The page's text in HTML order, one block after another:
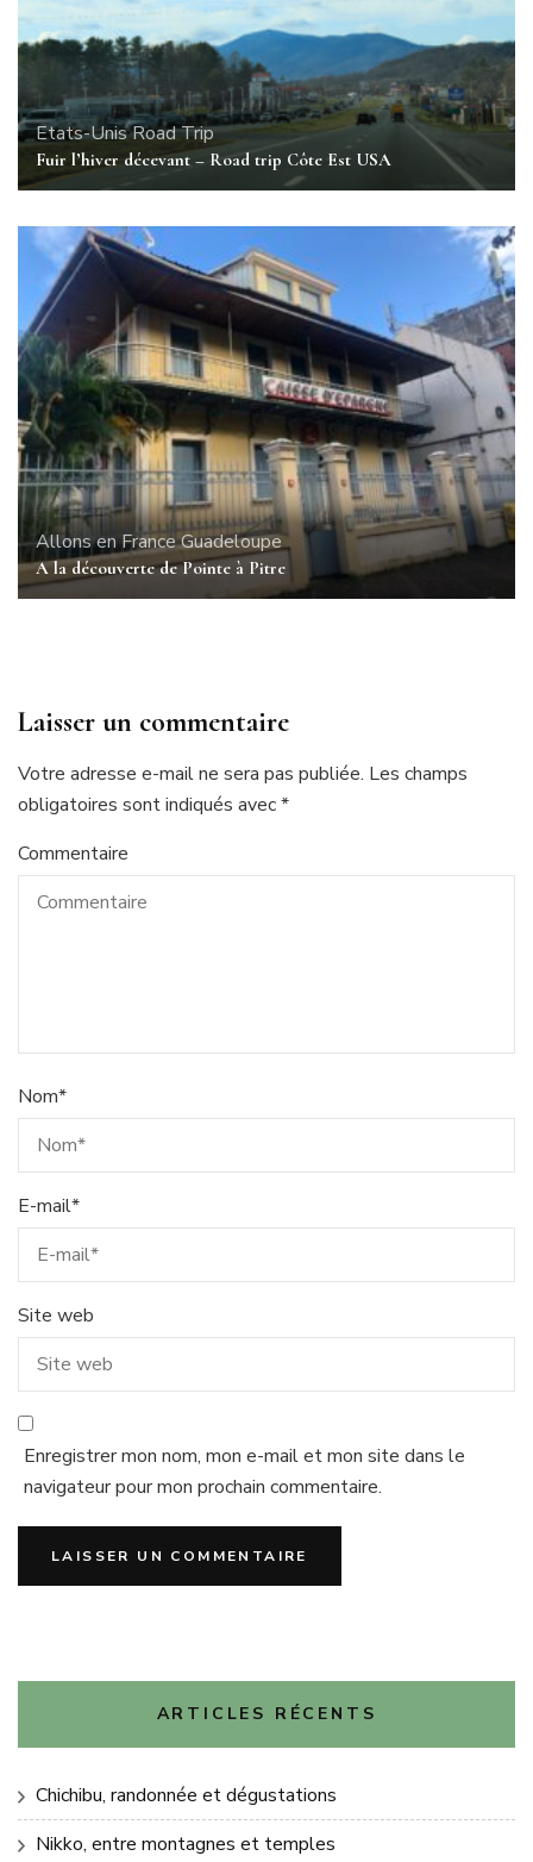
Etats-UnisRoad Trip
Fuir l’hiver décevant – Road trip Côte Est USA
Allons en FranceGuadeloupe
A la découverte de Pointe à Pitre
Laisser un commentaire
Votre adresse e-mail ne sera pas publiée. Les champs
obligatoires sont indiqués avec*
Commentaire
Nom*
E-mail*
Site web
Enregistrer mon nom, mon e-mail et mon site dans le
navigateur pour mon prochain commentaire.
ARTICLES RÉCENTS
Chichibu, randonnée et dégustations
Nikko, entre montagnes et temples